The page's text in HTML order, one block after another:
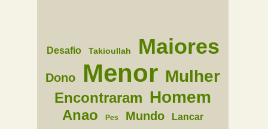
Desafio Takioullah Maiores
Dono Menor Mulher
Encontraram Homem
Anao Pes Mundo Lancar